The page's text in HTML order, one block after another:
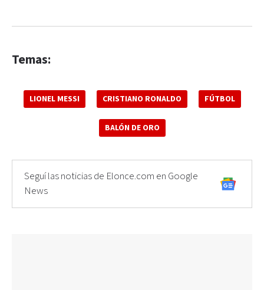
Temas:
LIONEL MESSI CRISTIANO RONALDO FÚTBOL
BALÓN DE ORO
Seguí las noticias de Elonce.com en Google
News